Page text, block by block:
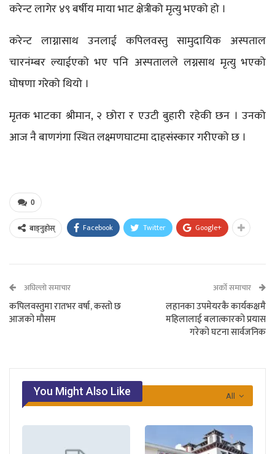
करेन्ट लागेर ४९ बर्षीय माया भाट क्षेत्रीको मृत्यु भएको हो ।
करेन्ट लाग्नासाथ उनलाई कपिलवस्तु सामुदायिक अस्पताल
चारनंम्बर ल्याईएको भए पनि अस्पतालले लग्नसाथ मृत्यु भएको
घोषणा गरेको थियो ।
मृतक भाटका श्रीमान, २ छोरा र एउटी बुहारी रहेकी छन । उनको
आज नै बाणगंगा स्थित लक्ष्मणघाटमा दाहसंस्कार गरीएको छ ।
0
बाड्नुहोस् Facebook Twitter Google+
अघिल्लो समाचार
कपिलवस्तुमा रातभर वर्षा, कस्तो छ
आजको मौसम
अर्को समाचार
लहानका उपमेयरकै कार्यकक्षमै
महिलालाई बलात्कारको प्रयास
गरेको घटना सार्वजनिक
All
You Might Also Like